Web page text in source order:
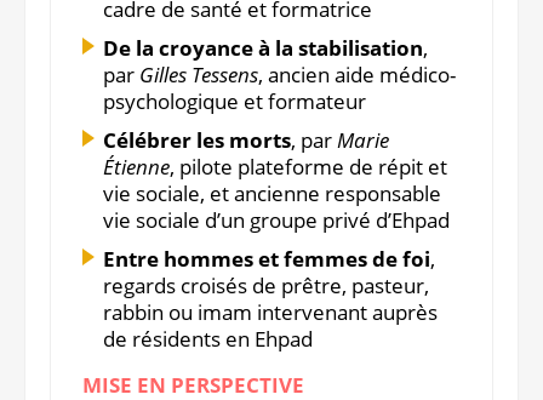
cadre de santé et formatrice
De la croyance à la stabilisation,
par Gilles Tessens, ancien aide médico-
psychologique et formateur
Célébrer les morts, parMarie
Étienne, pilote plateforme de répit et
vie sociale, et ancienne responsable
vie sociale d’un groupe privé d’Ehpad
Entre hommes et femmes de foi,
regards croisés de prêtre, pasteur,
rabbin ou imam intervenant auprès
de résidents en Ehpad
MISE EN PERSPECTIVE